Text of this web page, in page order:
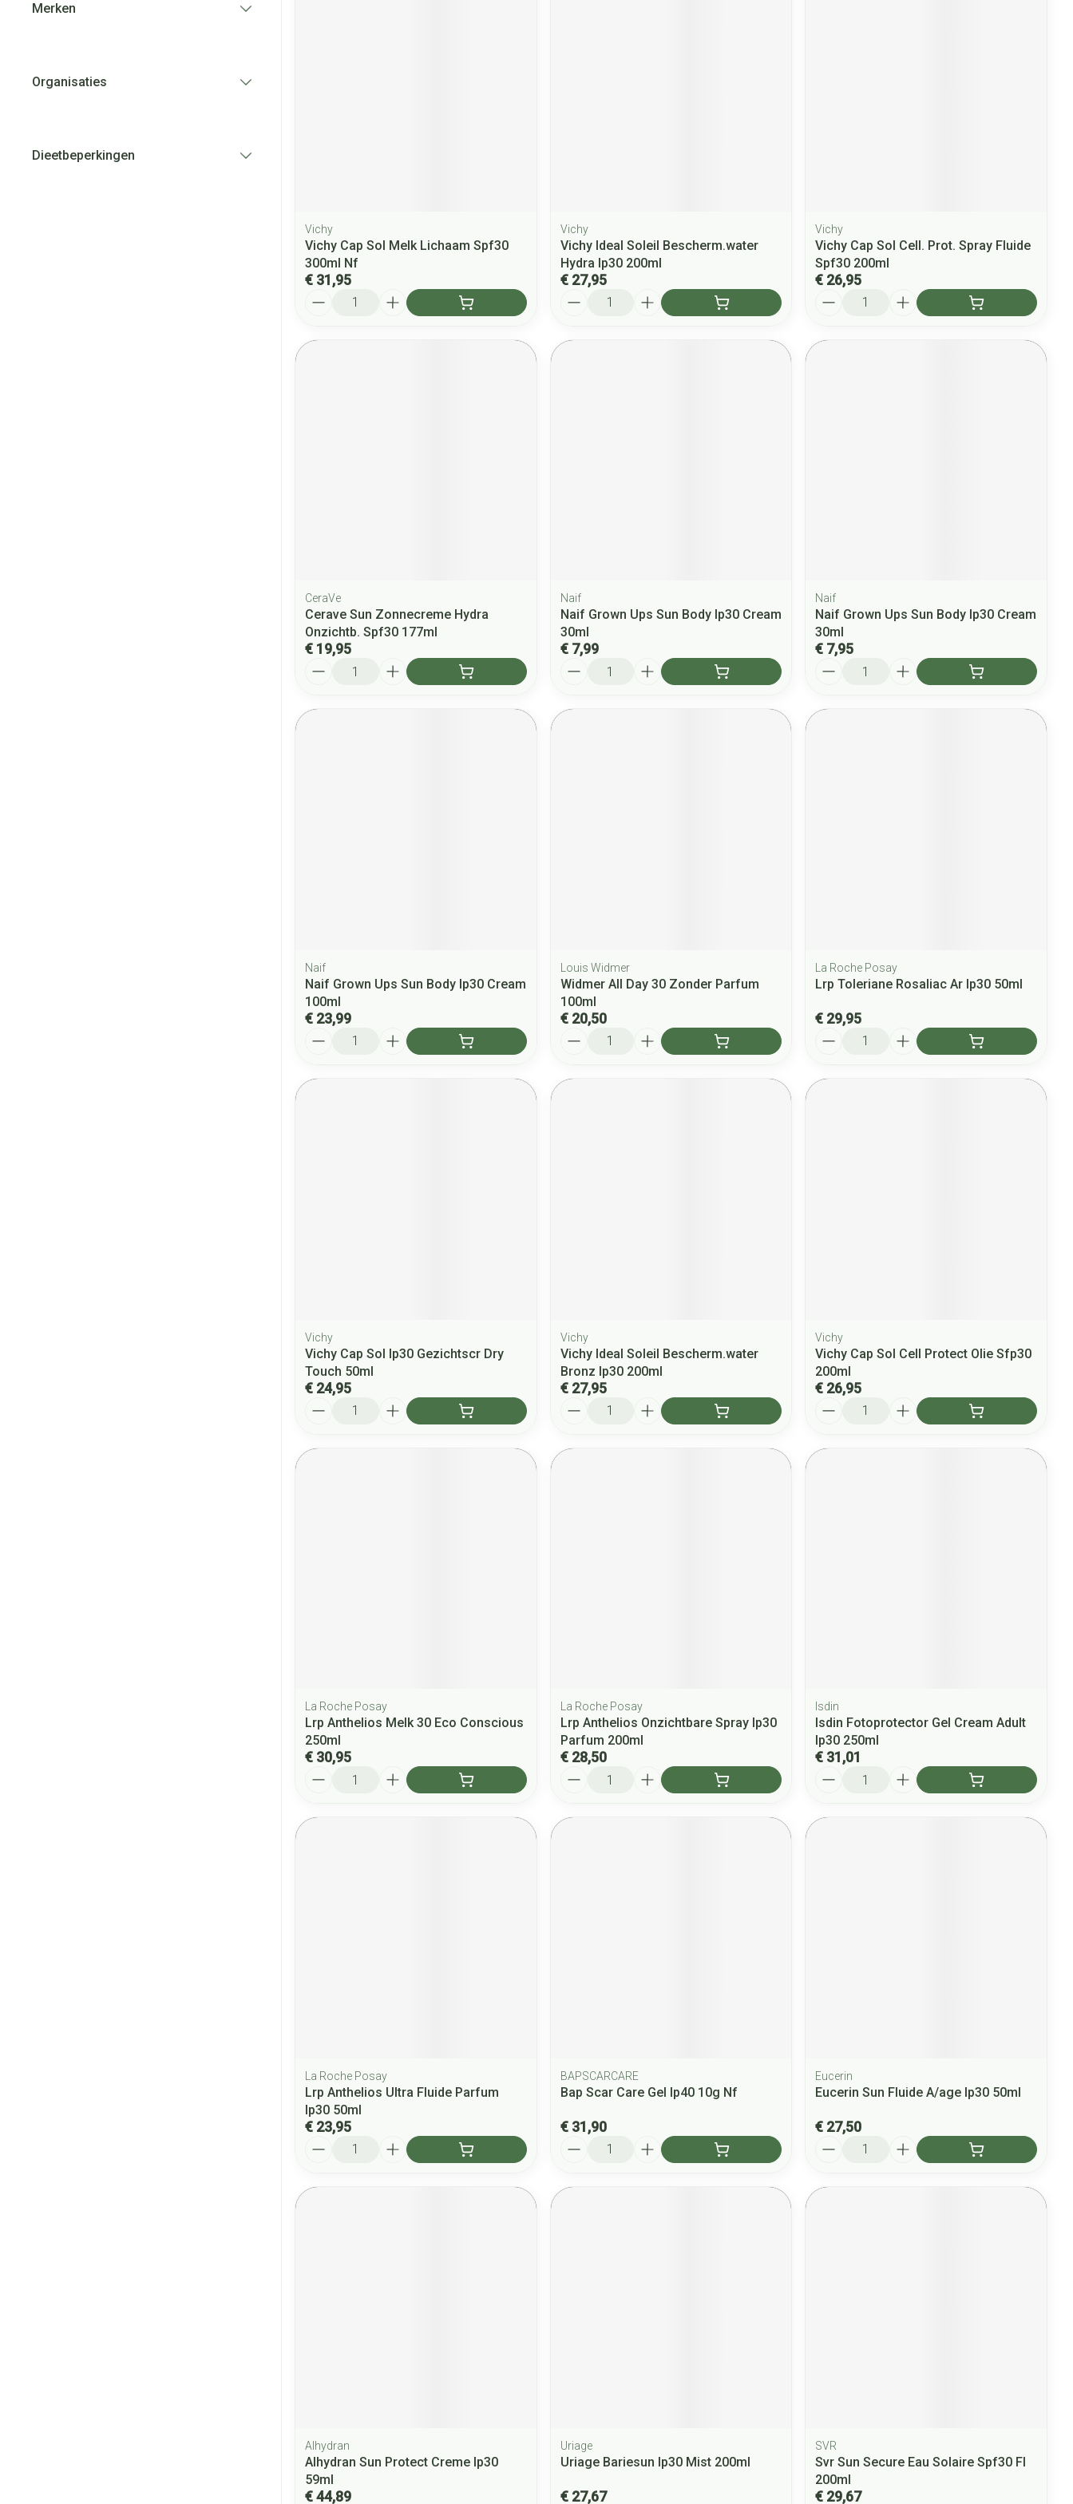
Merken
Organisaties
Dieetbeperkingen
Vichy
Vichy Cap Sol Melk Lichaam Spf30
300ml Nf
€ 31,95
Vichy
Vichy Ideal Soleil Bescherm.water
Hydra Ip30 200ml
€ 27,95
Vichy
Vichy Cap Sol Cell. Prot. Spray Fluide
Spf30 200ml
€ 26,95
CeraVe
Cerave Sun Zonnecreme Hydra
Onzichtb. Spf30 177ml
€ 19,95
Naif
Naif Grown Ups Sun Body Ip30 Cream
30ml
€ 7,99
Naif
Naif Grown Ups Sun Body Ip30 Cream
30ml
€ 7,95
Naif
Naif Grown Ups Sun Body Ip30 Cream
100ml
€ 23,99
Louis Widmer
Widmer All Day 30 Zonder Parfum
100ml
€ 20,50
La Roche Posay
Lrp Toleriane Rosaliac Ar Ip30 50ml
€ 29,95
Vichy
Vichy Cap Sol Ip30 Gezichtscr Dry
Touch 50ml
€ 24,95
Vichy
Vichy Ideal Soleil Bescherm.water
Bronz Ip30 200ml
€ 27,95
Vichy
Vichy Cap Sol Cell Protect Olie Sfp30
200ml
€ 26,95
La Roche Posay
Lrp Anthelios Melk 30 Eco Conscious
250ml
€ 30,95
La Roche Posay
Lrp Anthelios Onzichtbare Spray Ip30
Parfum 200ml
€ 28,50
Isdin
Isdin Fotoprotector Gel Cream Adult
Ip30 250ml
€ 31,01
La Roche Posay
Lrp Anthelios Ultra Fluide Parfum
Ip30 50ml
€ 23,95
BAPSCARCARE
Bap Scar Care Gel Ip40 10g Nf
€ 31,90
Eucerin
Eucerin Sun Fluide A/age Ip30 50ml
€ 27,50
Alhydran
Alhydran Sun Protect Creme Ip30
59ml
€ 44,89
Uriage
Uriage Bariesun Ip30 Mist 200ml
€ 27,67
SVR
Svr Sun Secure Eau Solaire Spf30 Fl
200ml
€ 29,67